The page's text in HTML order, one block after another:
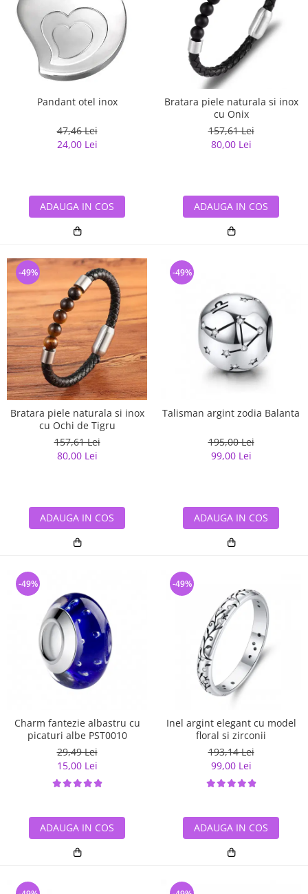
Pandant otel inox
47,46 Lei
24,00 Lei
ADAUGA IN COS
Bratara piele naturala si inox
cu Onix
157,61 Lei
80,00 Lei
ADAUGA IN COS
Bratara piele naturala si inox
cu Ochi de Tigru
157,61 Lei
80,00 Lei
-49%
ADAUGA IN COS
Talisman argint zodia Balanta
195,00 Lei
99,00 Lei
-49%
ADAUGA IN COS
Charm fantezie albastru cu
picaturi albe PST0010
29,49 Lei
15,00 Lei
-49%
ADAUGA IN COS
Inel argint elegant cu model
floral si zirconii
193,14 Lei
99,00 Lei
-49%
ADAUGA IN COS